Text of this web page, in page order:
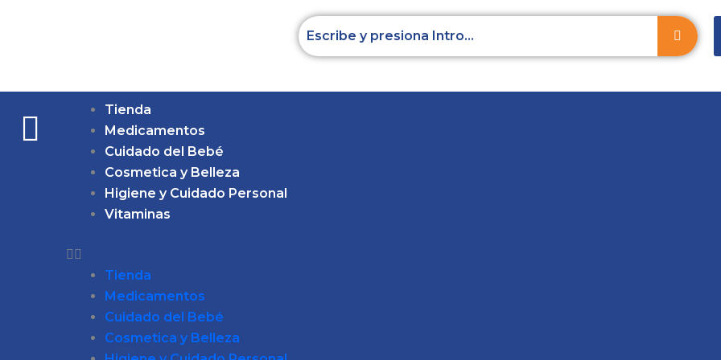
Tienda
Medicamentos
Cuidado del Bebé
Cosmetica y Belleza
Higiene y Cuidado Personal
Vitaminas
Tienda
Medicamentos
Cuidado del Bebé
Cosmetica y Belleza